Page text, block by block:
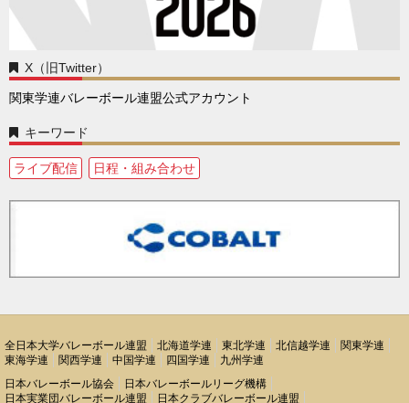
X（旧Twitter）
関東学連バレーボール連盟公式アカウント
キーワード
ライブ配信 日程・組み合わせ
全日本大学バレーボール連盟 北海道学連 東北学連 北信越学連
関東学連
東海学連
関西学連 中国学連 四国学連
九州学連
日本バレーボール協会
日本バレーボールリーグ機構
日本実業団バレーボール連盟
日本クラブバレーボール連盟